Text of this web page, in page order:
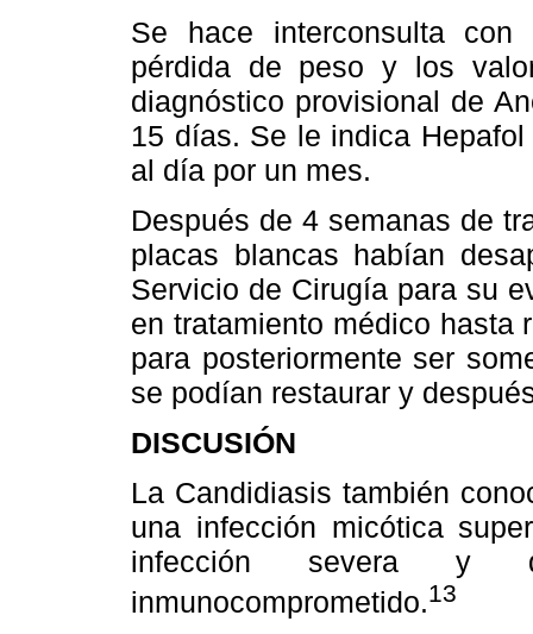
Se hace interconsulta
pérdida de peso y los
diagnóstico provisional de
15 días. Se le indica
al día por un mes.
Después de 4 semanas de
placas blancas habían
Servicio de Cirugía para su
en tratamiento médico hasta
para posteriormente ser
se podían restaurar y
DISCUSIÓN
La Candidiasis también
una infección micótica
infección severa y
inmunocomprometido.13